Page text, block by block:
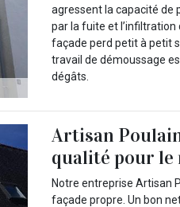
agressent la capacité de
par la fuite et l’infiltration
façade perd petit à petit
travail de démoussage
dégâts.
Artisan
qualité pour le
Notre entreprise Artisan
façade propre. Un bon